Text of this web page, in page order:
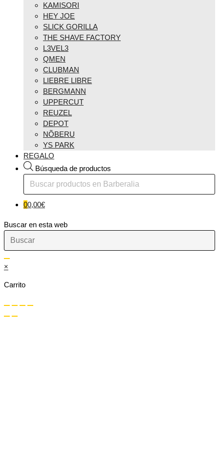
KAMISORI
HEY JOE
SLICK GORILLA
THE SHAVE FACTORY
L3VEL3
QMEN
CLUBMAN
LIEBRE LIBRE
BERGMANN
UPPERCUT
REUZEL
DEPOT
NÕBERU
YS PARK
REGALO
Búsqueda de productos
00,00€
Buscar en esta web
×
Carrito